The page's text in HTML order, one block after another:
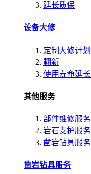
延长质保
设备大修
定制大修计划
翻新
使用寿命延长
其他服务
部件维修服务
岩石支护服务
凿岩钻具服务
凿岩钻具服务